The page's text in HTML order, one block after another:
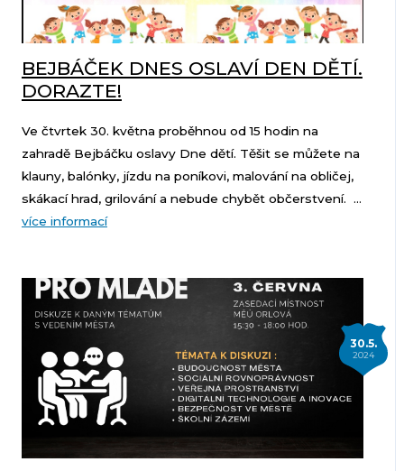
BEJBÁČEK DNES OSLAVÍ DEN DĚTÍ.
DORAZTE!
Ve čtvrtek 30. května proběhnou od 15 hodin na
zahradě Bejbáčku oslavy Dne dětí. Těšit se můžete na
klauny, balónky, jízdu na poníkovi, malování na obličej,
skákací hrad, grilování a nebude chybět občerstvení. ...
více informací
30.5.
2024